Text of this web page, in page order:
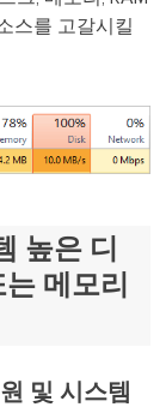
스를 고갈시킬
높은 디
메모리
및 시스템